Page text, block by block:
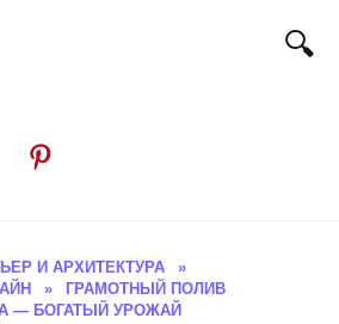
И АРХИТЕКТУРА
»
»
ГРАМОТНЫЙ ПОЛИВ
— БОГАТЫЙ УРОЖАЙ